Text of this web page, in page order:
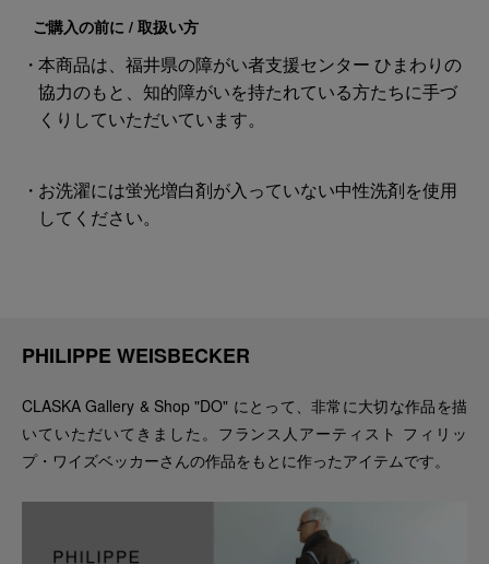
ご購入の前に / 取扱い方
本商品は、福井県の障がい者支援センター ひまわりの
協力のもと、知的障がいを持たれている方たちに手づ
くりしていただいています。
お洗濯には蛍光増白剤が入っていない中性洗剤を使用
してください。
PHILIPPE WEISBECKER
CLASKA Gallery & Shop "DO" にとって、非常に大切な作品を描
いていただいてきました。フランス人アーティスト フィリッ
プ・ワイズベッカーさんの作品をもとに作ったアイテムです。